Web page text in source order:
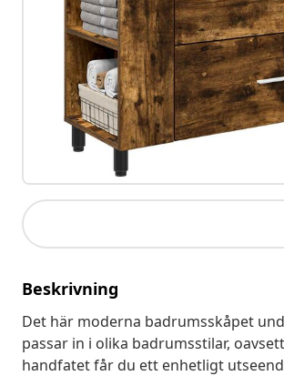
Beskrivning
Det här moderna badrumsskåpet
passar in i olika badrumsstilar,
handfatet får du ett enhetligt